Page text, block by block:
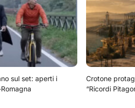
sul set: aperti i
Crotone
“Ricordi